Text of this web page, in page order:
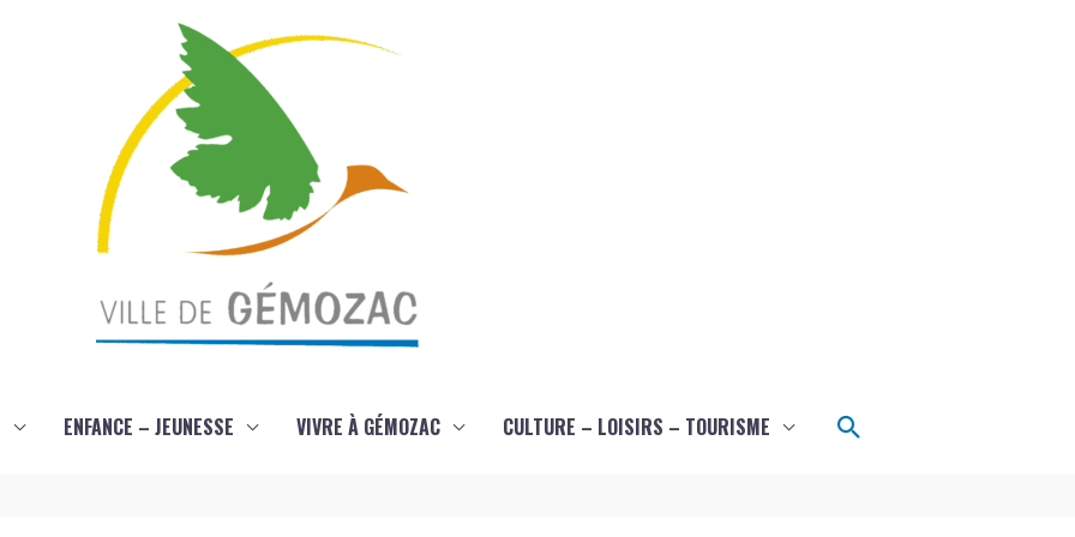
ENFANCE – JEUNESSE VIVRE À GÉMOZAC CULTURE – LOISIRS – TOURISME Rechercher